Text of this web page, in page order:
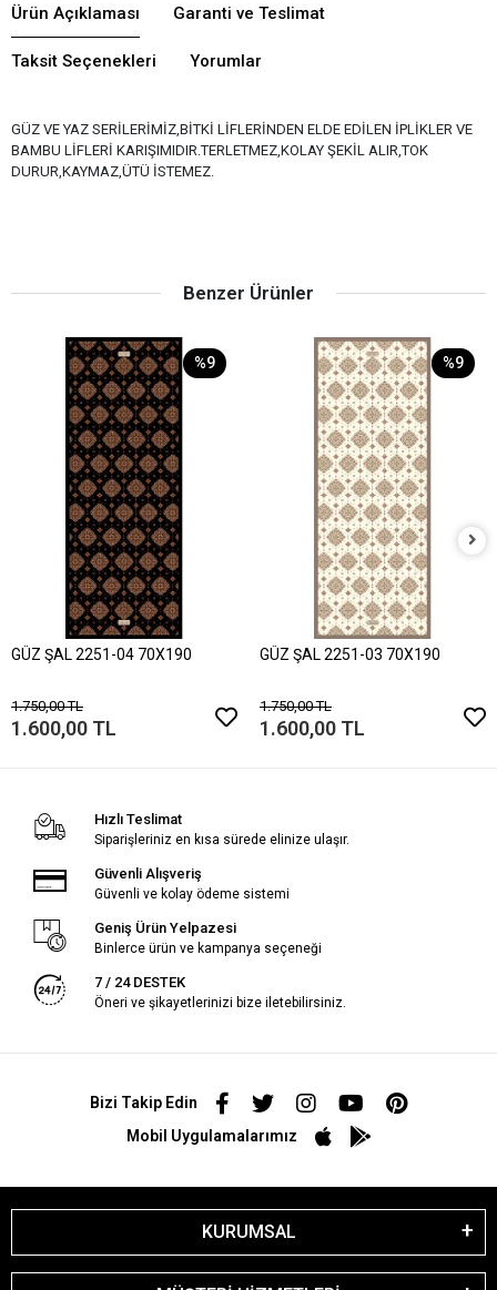
Ürün Açıklaması Garanti ve Teslimat
Taksit Seçenekleri Yorumlar
GÜZ VE YAZ SERİLERİMİZ,BİTKİ LİFLERİNDEN ELDE EDİLEN İPLİKLER VE
BAMBU LİFLERİ KARIŞIMIDIR.TERLETMEZ,KOLAY ŞEKİL ALIR,TOK
DURUR,KAYMAZ,ÜTÜ İSTEMEZ.
Benzer Ürünler
%9
GÜZ ŞAL 2251-04 70X190
1.750,00 TL
1.600,00 TL
%9
GÜZ ŞAL 2251-03 70X190
1.750,00 TL
1.600,00 TL
Hızlı Teslimat
Siparişleriniz en kısa sürede elinize ulaşır.
Güvenli Alışveriş
Güvenli ve kolay ödeme sistemi
Geniş Ürün Yelpazesi
Binlerce ürün ve kampanya seçeneği
7 / 24 DESTEK
Öneri ve şikayetlerinizi bize iletebilirsiniz.
Bizi Takip Edin
Mobil Uygulamalarımız
KURUMSAL